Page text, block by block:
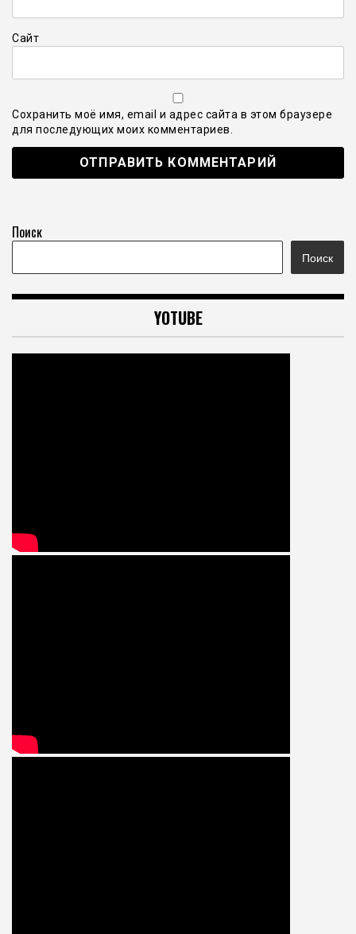
Сайт
Сохранить моё имя, email и адрес сайта в этом браузере
для последующих моих комментариев.
Поиск
Поиск
YOTUBE